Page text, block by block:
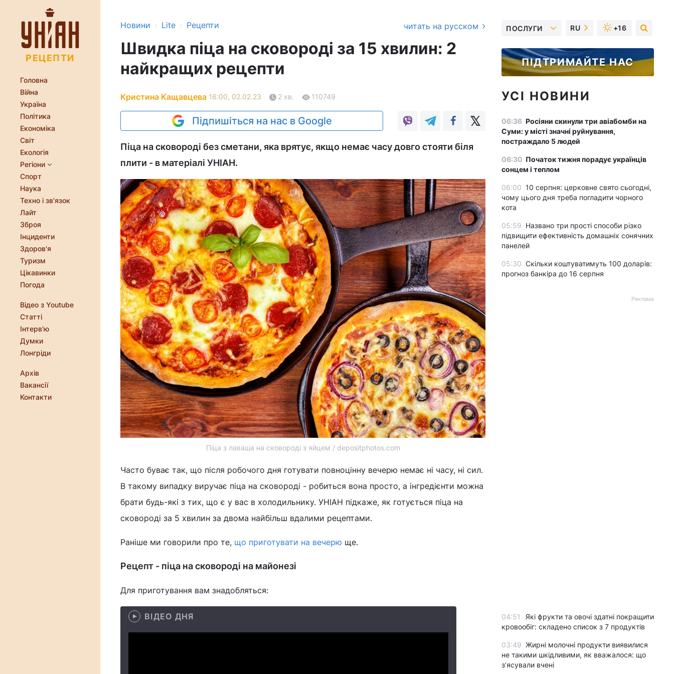
РЕЦЕПТИ
Головна
Війна
Україна
Політика
Економіка
Світ
Екологія
Регіони
Спорт
Наука
Техно і зв'язок
Лайт
Зброя
Інциденти
Здоров'я
Туризм
Цікавинки
Погода
Відео з Youtube
Статті
Інтерв'ю
Думки
Лонгріди
Архів
Вакансії
Контакти
Новини › Lite › Рецепти читать на русском
Швидка піца на сковороді за 15 хвилин: 2
найкращих рецепти
Кристина Кащавцева 16:00, 02.02.23 2 хв. 110749
Підпишіться на нас в Google
Піца на сковороді без сметани, яка врятує, якщо немає часу довго стояти біля
плити - в матеріалі УНІАН.
Піца з лаваша на сковороді з яйцем / depositphotos.com
Часто буває так, що після робочого дня готувати повноцінну вечерю немає ні часу, ні сил.
В такому випадку виручає піца на сковороді - робиться вона просто, а інгредієнти можна
брати будь-які з тих, що є у вас в холодильнику. УНІАН підкаже, як готується піца на
сковороді за 5 хвилин за двома найбільш вдалими рецептами.
Раніше ми говорили про те, що приготувати на вечерю ще.
Рецепт - піца на сковороді на майонезі
Для приготування вам знадобляться:
ВІДЕО ДНЯ
ПОСЛУГИ RU +16
ПІДТРИМАЙТЕ НАС
УСІ НОВИНИ
06:36 Росіяни скинули три авіабомби на
Суми: у місті значні руйнування,
постраждало 5 людей
06:30 Початок тижня порадує українців
сонцем і теплом
06:00 10 серпня: церковне свято сьогодні,
чому цього дня треба погладити чорного
кота
05:59 Названо три прості способи різко
підвищити ефективність домашніх сонячних
панелей
05:30 Скільки коштуватимуть 100 доларів:
прогноз банкіра до 16 серпня
Реклама
04:51
Які фрукти та овочі здатні покращити
кровообіг: складено список з 7 продуктів
03:49 Жирні молочні продукти виявилися
не такими шкідливими, як вважалося: що
з’ясували вчені